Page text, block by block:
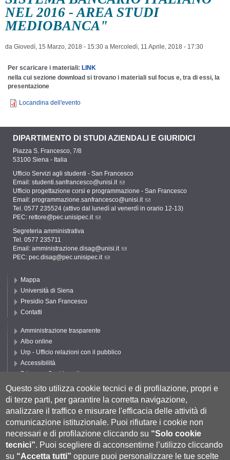
NEL 2016 - AREA STUDI
MEDIOBANCA"
da Giovedì, 15 Marzo, 2018 - 15:30 a Mercoledì, 11 Aprile, 2018 - 17:30
Per scaricare i materiali: LINK
nella cui sezione download si trovano i materiali sul focus e, tra di essi, la
presentazione
Locandina dell'evento
DIPARTIMENTO DI STUDI AZIENDALI E GIURIDICI
Piazza S. Francesco, 7/8
53100 Siena - Italia
Ufficio Servizi agli studenti - San Francesco
Email: studenti.sanfrancesco@unisi.it
Ufficio progettazione corsi e programmazione - San Francesco
Email: programmazione.sanfrancesco@unisi.it
Tel. 0577 235524 (attivo dal lunedì al venerdì in orario 12-13)
PEC: rettore@pec.unisipec.it
Segreteria amministrativa
Tel. 0577 235711
Email: amministrazione.disag@unisi.it
PEC: pec.disag@pec.unisipec.it
Mappa
Università di Siena
Presidio San Francesco
Contatti
Amministrazione trasparente
Albo online
Urp - Ufficio relazioni con il pubblico
Accessibilità
Privacy e Cookie policy
Cookie settings
Segui UNISI
Questo sito utilizza cookie tecnici e di profilazione, propri e
di terze parti, per garantire la corretta navigazione,
analizzare il traffico e misurare l'efficacia delle attività di
comunicazione istituzionale. Puoi rifiutare i cookie non
necessari e di profilazione cliccando su “Solo cookie
tecnici”. Puoi scegliere di acconsentirne l’utilizzo cliccando
su “Accetta tutti” oppure puoi personalizzare le tue scelte